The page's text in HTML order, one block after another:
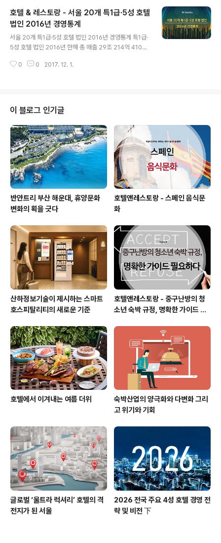
서울 동대문 외 2개의 호텔을 운영하고 있는 임상황 회장
을 만나 위기 극복의 노하우를 들어봤다. 부대시설, 호텔의
중장기적 경쟁력 임상황 회장이 자신있게 말하는 라마다앙
코르 서울 동대문의 장점. 바로 여느 비즈니스호텔에 없는
지 있습니다. 처음 지하 6층까지 땅을 판다고 하니 주변의
호텔 & 레스토랑 - 서울 20개 특1급·5성 호텔
법인 2016년 경영통계
서울 20개 특1급·5성 호텔 법인 2016년 경영통계 특1급·
5성 호텔 법인 2016년 한해 총 매출 29조 214억 4100
비 1조 7354억 3100만 원 늘어 본지는 금융감독원에 제
재 예정) 호텔마다 공시 과목이 달라 명확히 나타나 있거나
확인된 곳만 게재했으며 명기돼 있지 않은 호텔은 공란으
로 남겨뒀다. 우선 매출액, 매출원가, 매출총이익, 판관비를
하나의 표로 정리했고 영업이익(손실), 영업외수익, 영업외
비용, 경상이익, 당기순이익(손실)을 따로 분리해 정리..
0 0 2017. 12. 1.
이 블로그 인기글
반얀트리 부산 해운대, 휴양문화
변화의 획을 긋다
호텔앤레스토랑 - 스페인 음식문
화
산하정보기술이 제시하는 스마트
호스피탈리티의 새로운 기준
호텔앤레스토랑 - 중구난방의 청
소년 숙박 규정, 명확한 가이드 필
호텔에서 이겨내는 여름 더위
숙박산업의 양극화와 다변화 그리
고 위기와 기회
글로벌 ‘울트라 럭셔리’ 호텔의 격
전지가 된 서울
2026 전국 주요 4성 호텔 경영 전
략 및 비전 下